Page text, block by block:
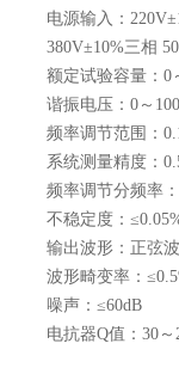
电源输入：
380V±10%三相
额定试验容量：0
谐振电压：0～
频率调节范围：
系统测量精度：
频率调节分频率
不稳定度：
输出波形：正弦波
波形畸变率：
噪声：≤60dB
电抗器Q值：30～